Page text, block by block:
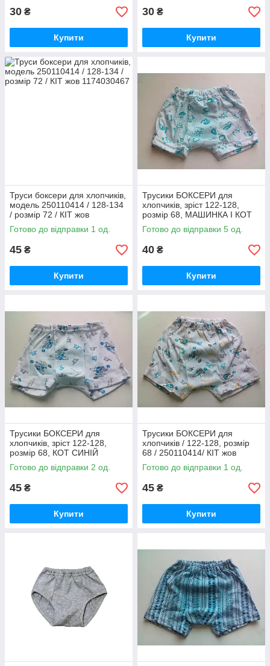
30 ₴
Купити
30 ₴
Купити
Труси боксери для хлопчиків,
модель 250110414 / 128-134
/ розмір 72 / КІТ жов
Готово до відправки 1 од.
45 ₴
Купити
Трусики БОКСЕРИ для
хлопчиків, зріст 122-128,
розмір 68, МАШИНКА І КОТ
25110102 / труси для
бавовняних, труси
Готово до відправки 5 од.
40 ₴
Купити
Трусики БОКСЕРИ для
хлопчиків, зріст 122-128,
розмір 68, КОТ СИНІЙ
250110414/труси для
бавовняні труси
Готово до відправки 2 од.
45 ₴
Купити
Трусики БОКСЕРИ для
хлопчиків / 122-128, розмір
68 / 250110414/ КІТ жов
Готово до відправки 1 од.
45 ₴
Купити